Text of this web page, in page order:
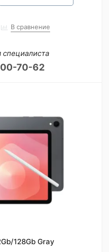
В сравнение
специалиста
70-62
128Gb Gray